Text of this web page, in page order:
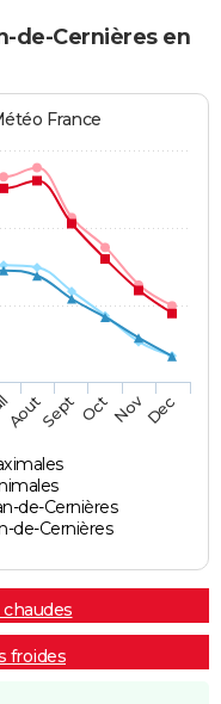
de-Cernières en
France
de-Cernières
de-Cernières
AoutSept OctNovDec
froides